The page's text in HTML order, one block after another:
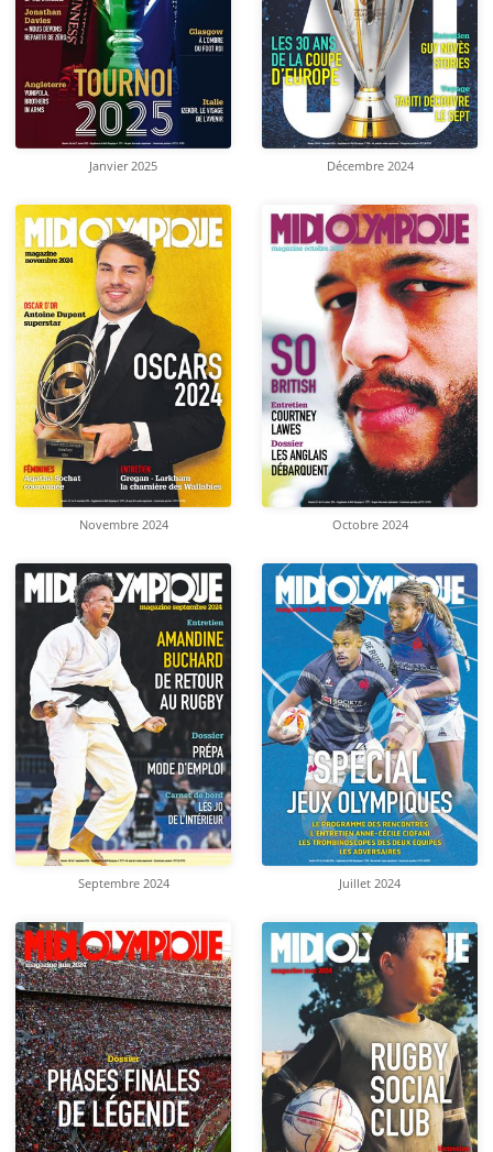
Janvier 2025 Décembre 2024
Novembre 2024 Octobre 2024
Septembre 2024 Juillet 2024